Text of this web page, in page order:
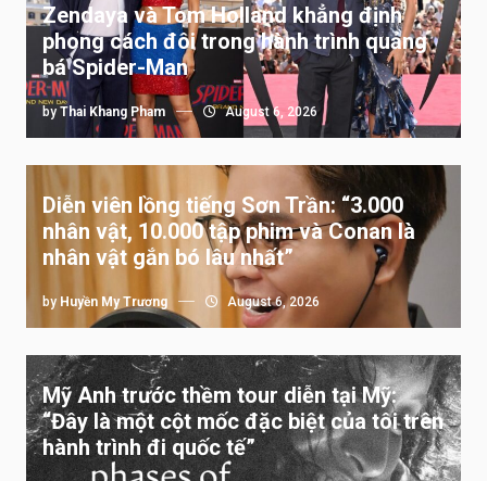
Zendaya và Tom Holland khẳng định
phong cách đôi trong hành trình quảng
bá Spider-Man
by Thai Khang Pham August 6, 2026
Diễn viên lồng tiếng Sơn Trần: “3.000
nhân vật, 10.000 tập phim và Conan là
nhân vật gắn bó lâu nhất”
by Huyền My Trương August 6, 2026
Mỹ Anh trước thềm tour diễn tại Mỹ:
“Đây là một cột mốc đặc biệt của tôi trên
hành trình đi quốc tế”